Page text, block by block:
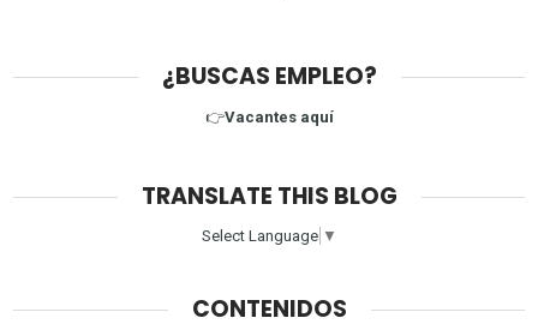
¿BUSCAS EMPLEO?
👉Vacantes aquí
TRANSLATE THIS BLOG
Select Language ▼
CONTENIDOS